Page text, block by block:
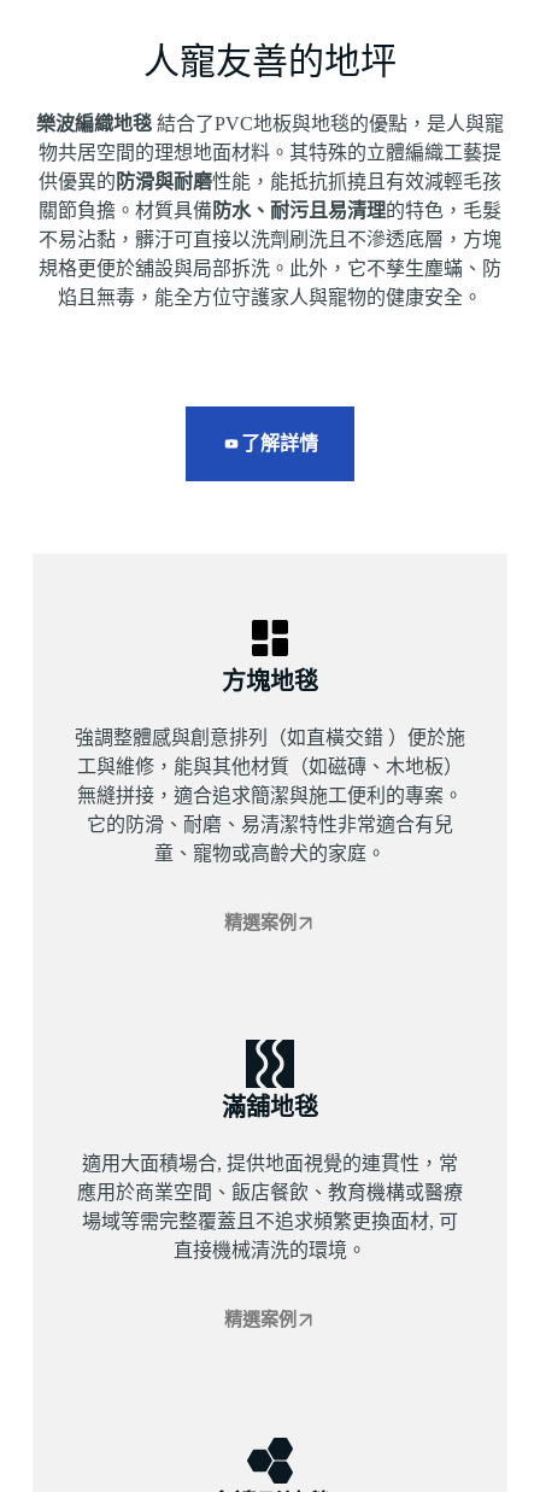
人寵友善的地坪
樂波編織地毯 結合了PVC地板與地毯的優點，是人與寵
物共居空間的理想地面材料。其特殊的立體編織工藝提
供優異的 防滑與耐磨性能，能抵抗抓撓且有效減輕毛孩
關節負擔。材質具備 防水、耐污且易清理的特色，毛髮
不易沾黏，髒汙可直接以洗劑刷洗且不滲透底層，方塊
規格更便於舖設與局部拆洗。此外，它不孳生塵蟎、防
焰且無毒，能全方位守護家人與寵物的健康安全。
了解詳情
方塊地毯
強調整體感與創意排列（如直橫交錯 ）便於施
工與維修，能與其他材質（如磁磚、木地板）
無縫拼接，適合追求簡潔與施工便利的專案。
它的防滑、耐磨、易清潔特性非常適合有兒
童、寵物或高齡犬的家庭。
精選案例
滿舖地毯
適用大面積場合, 提供地面視覺的連貫性，常
應用於商業空間、飯店餐飲、教育機構或醫療
場域等需完整覆蓋且不追求頻繁更換面材, 可
直接機械清洗的環境。
精選案例